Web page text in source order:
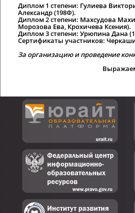
Диплом 1 степени: Гулиева
Александр(198Ф).
Диплом 2 степени: Махсудова
Морозова Ева, Крохичева Ксения).
Диплом 3 степени: Урюпина Дана
Сертификаты участников:
За организацию и проведение